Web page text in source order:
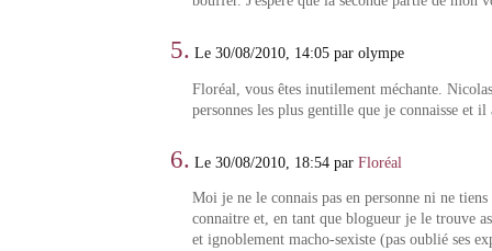
5. Le 30/08/2010, 14:05 par olympe
Floréal, vous êtes inutilement méchante.
personnes les plus gentille que je connaisse et
6. Le 30/08/2010, 18:54 parFloréal
Moi je ne le connais pas en personne ni ne tiens
connaitre et, en tant que blogueur je le trouve
et ignoblement macho-sexiste (pas oublié ses